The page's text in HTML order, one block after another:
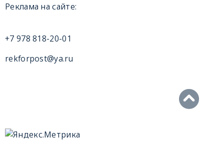
Реклама на сайте:
+7 978 818-20-01
rekforpost@ya.ru